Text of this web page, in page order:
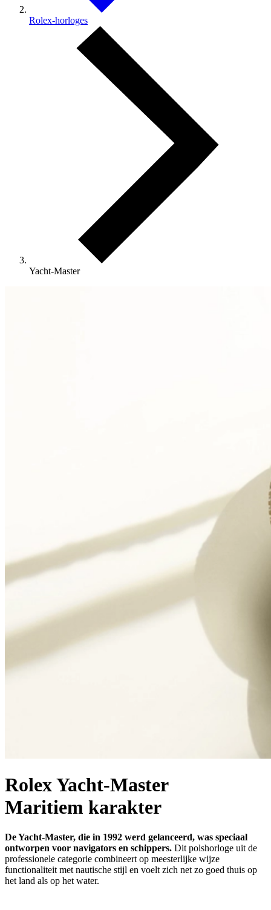
Rolex-horloges
Yacht-Master
Rolex Yacht‑Master
Maritiem karakter
De Yacht‑Master, die in 1992 werd gelanceerd, was speciaal
ontworpen voor navigators en schippers. Dit polshorloge uit de
professionele categorie combineert op meesterlijke wijze
functionaliteit met nautische stijl en voelt zich net zo goed thuis op
het land als op het water.